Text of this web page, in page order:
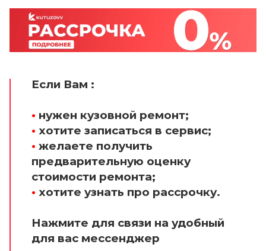
Если Вам :
• нужен кузовной ремонт;
• хотите записаться в сервис;
• желаете получить
предварительную оценку
стоимости ремонта;
• хотите узнать про рассрочку.
Нажмите для связи на удобный
для вас мессенджер